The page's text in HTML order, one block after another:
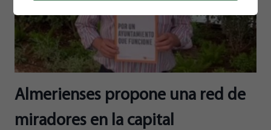
Almerienses propone una red de
miradores en la capital